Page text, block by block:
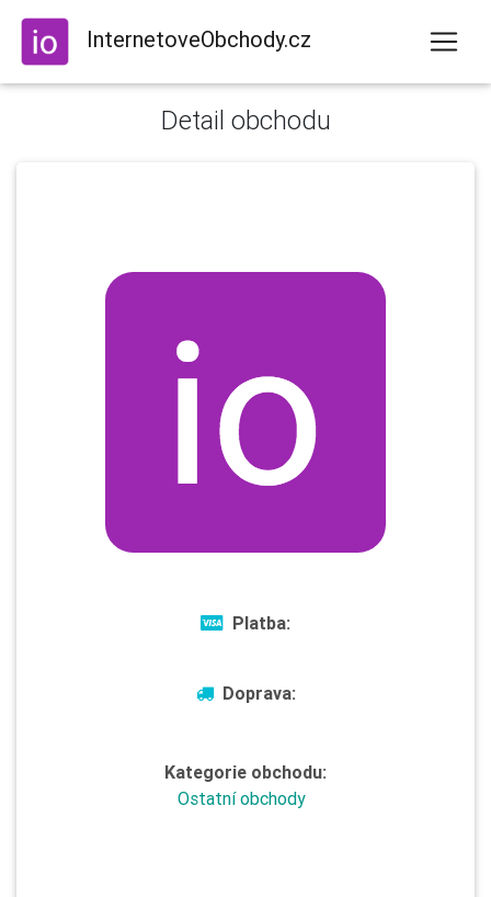
InternetoveObchody.cz
Detail obchodu
Platba:
Doprava:
Kategorie obchodu:
Ostatní obchody